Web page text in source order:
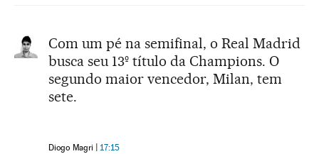
Com um pé na semifinal, o Real Madrid
busca seu 13º título da Champions. O
segundo maior vencedor, Milan, tem
sete.
Diogo Magri 17:15